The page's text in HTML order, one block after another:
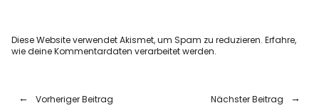
Diese Website verwendet Akismet, um Spam zu reduzieren.Erfahre,
wie deine Kommentardaten verarbeitet werden.
Vorheriger Beitrag
Nächster Beitrag